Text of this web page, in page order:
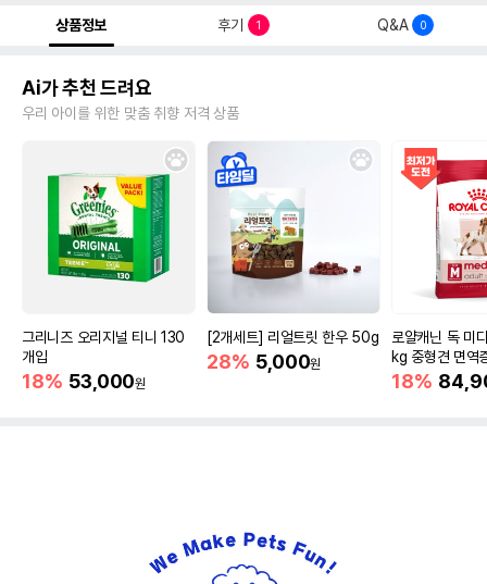
상품정보 후기 1 Q&A 0
Ai가 추천 드려요
우리 아이를 위한 맞춤 취향 저격 상품
그리니즈 오리지널 티니 130
개입
18% 53,000원
[2개세트] 리얼트릿 한우 50g
28% 5,000원
로얄캐닌 독 미
kg 중형견 면역
18%